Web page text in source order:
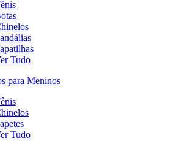
Tudo
para Meninos
Tudo